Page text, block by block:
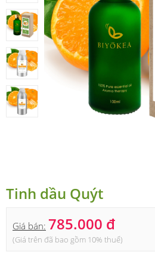
Tinh dầu Quýt
Giá bán: 785.000 đ
(Giá trên đã bao gồm 10% thuế)